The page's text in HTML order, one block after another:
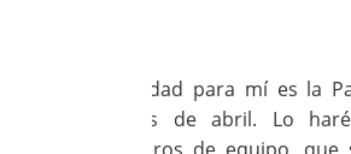
La prioridad para mí es la
mediados de abril. Lo